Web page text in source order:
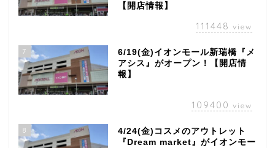
【開店情報】
111448 view
7
6/19(金)イオンモール新瑞橋『メ
アシス』がオープン！【開店情
報】
109400 view
8
4/24(金)コスメのアウトレット
『Dream market』がイオンモー